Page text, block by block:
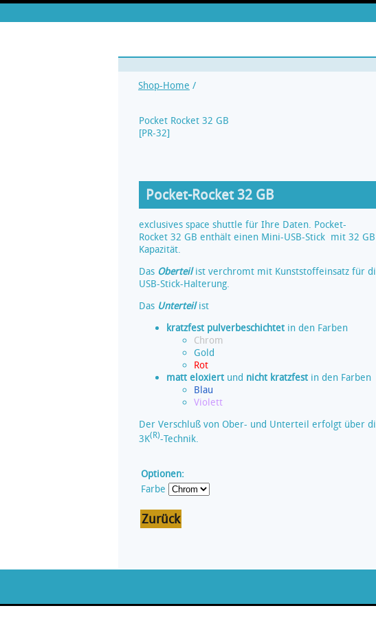
Shop-Home /
Pocket Rocket 32 GB
[PR-32]
Pocket-Rocket 32 GB
exclusives space shuttle für Ihre Daten. Pocket-
Rocket 32 GB enthält einen Mini-USB-Stick mit 32 GB
Kapazität.
Das Oberteilist verchromt mit Kunststoffeinsatz für
USB-Stick-Halterung.
Das Unterteilist
kratzfest pulverbeschichtet in den Farben
Chrom
Gold
Rot
matt eloxiert und nicht kratzfest in den Farben
Blau
Violett
Der Verschluß von Ober- und Unterteil erfolgt über
3K(R)-Technik.
Optionen:
Farbe
Zurück